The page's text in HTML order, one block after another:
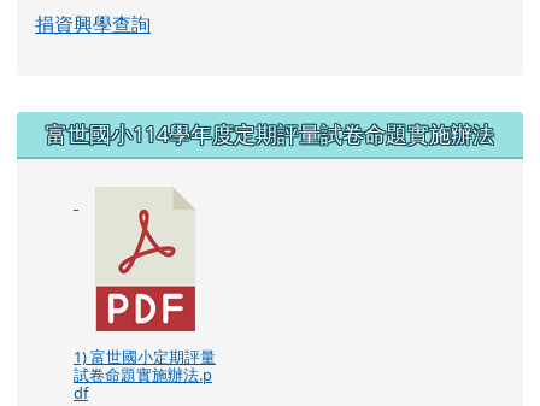
捐資興學查詢
右邊區域內容
富世國小114學年度定期評量試卷命題實施辦法
1) 富世國小定期評量
試卷命題實施辦法.p
df